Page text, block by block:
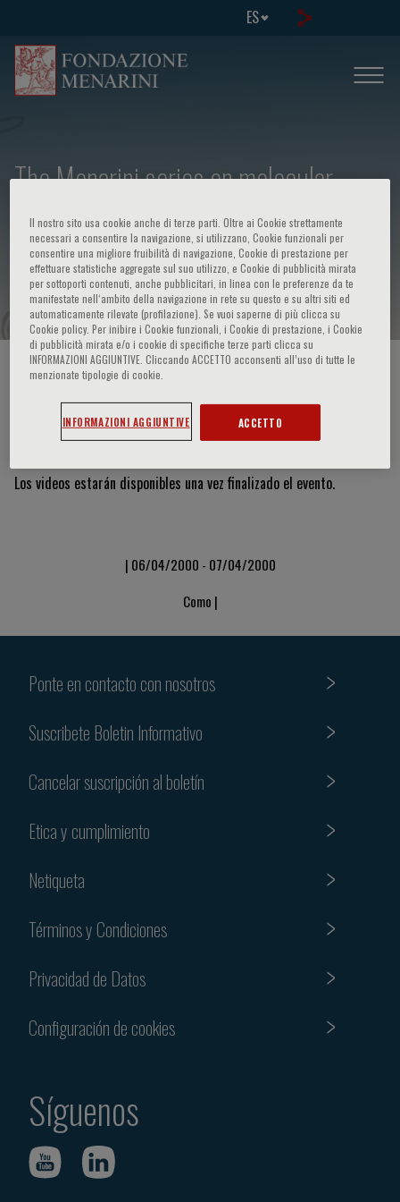
ES
The Menarini series on molecular
biology in medicine Molecular biology
and genetics of respiratory
obstructive diseases
HOME PAGE / CURSOS Y EVENTOS
Vídeos y diapositivas
Los videos estarán disponibles una vez finalizado el evento.
| 06/04/2000 - 07/04/2000
Como |
Ponte en contacto con nosotros
Suscribete Boletin Informativo
Cancelar suscripción al boletín
Etica y cumplimiento
Netiqueta
Términos y Condiciones
Privacidad de Datos
Configuración de cookies
Síguenos
Il nostro sito usa cookie anche di terze parti. Oltre ai Cookie strettamente
necessari a consentire la navigazione, si utilizzano, Cookie funzionali per
consentire una migliore fruibilità di navigazione, Cookie di prestazione per
effettuare statistiche aggregate sul suo utilizzo, e Cookie di pubblicità mirata
per sottoporti contenuti, anche pubblicitari, in linea con le preferenze da te
manifestate nell‘ambito della navigazione in rete su questo e su altri siti ed
automaticamente rilevate (profilazione). Se vuoi saperne di più clicca su
Cookie policy. Per inibire i Cookie funzionali, i Cookie di prestazione, i Cookie
di pubblicità mirata e/o i cookie di specifiche terze parti clicca su
INFORMAZIONI AGGIUNTIVE. Cliccando ACCETTO acconsenti all’uso di tutte le
menzionate tipologie di cookie.
INFORMAZIONI AGGIUNTIVE ACCETTO